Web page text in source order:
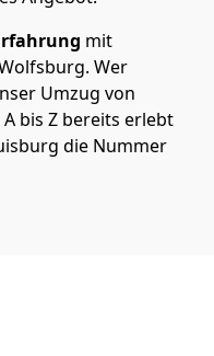
mit
Wer
Umzug von
bis Z bereits erlebt
die Nummer